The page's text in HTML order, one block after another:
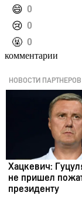
️😄 0
️😢 0
️🤬 0
комментарии